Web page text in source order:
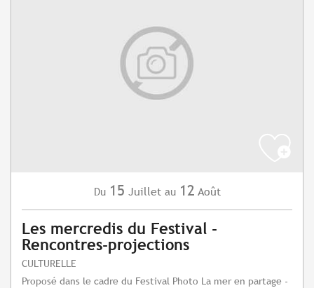
Du 15 Juillet au 12 Août
Les mercredis du Festival -
Rencontres-projections
CULTURELLE
Proposé dans le cadre du Festival Photo La mer en partage -